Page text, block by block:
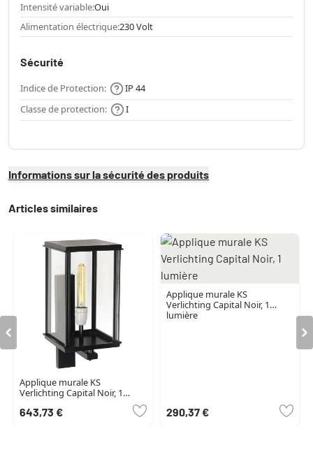
Intensité variable:Oui
Alimentation électrique:230 Volt
Sécurité
Indice de Protection:
IP 44
Classe de protection:
I
Informations sur la sécurité des produits
Articles similaires
Applique murale KS
Verlichting Capital Noir, 1
643,73 €
Applique murale KS
Verlichting Capital Noir, 1
lumière
290,37 €